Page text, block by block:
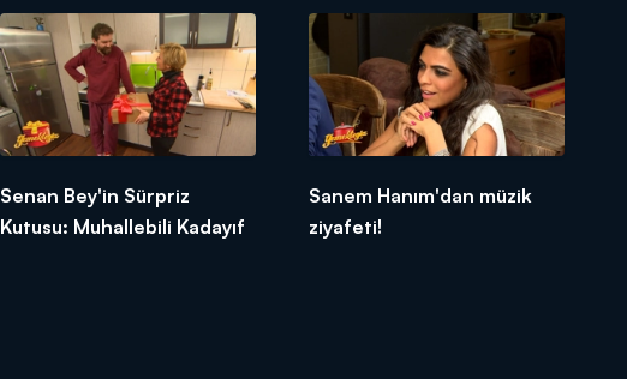
Senan Bey'in Sürpriz
Kutusu: Muhallebili Kadayıf
Sanem Hanım'dan müzik
ziyafeti!